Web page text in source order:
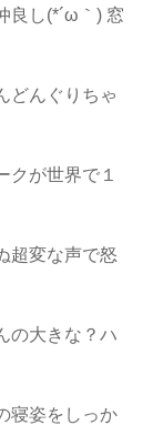
良し(*´ω｀) 窓
どんぐりちゃ
が世界で１
超変な声で怒
の大きな？ハ
寝姿をしっか